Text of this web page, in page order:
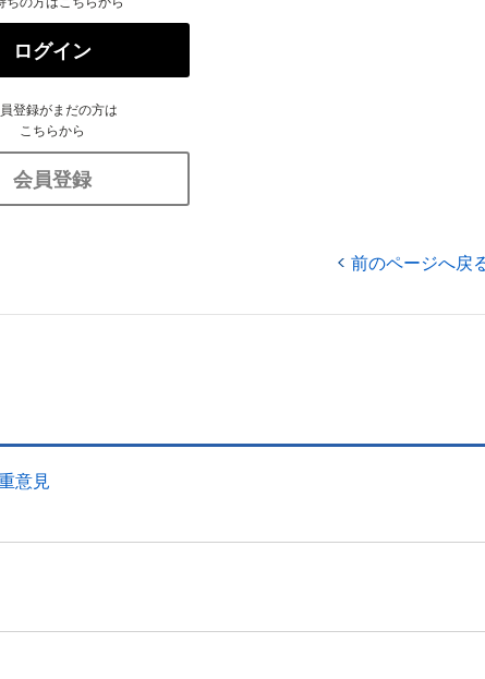
ログイン
登録がまだの方は
こちらから
会員登録
前のページへ戻
意見